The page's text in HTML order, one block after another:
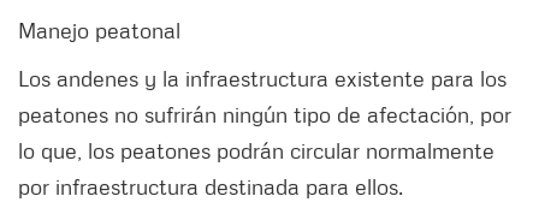
Manejo peatonal
Los andenes y la infraestructura existente para los
peatones no sufrirán ningún tipo de afectación, por
lo que, los peatones podrán circular normalmente
por infraestructura destinada para ellos.